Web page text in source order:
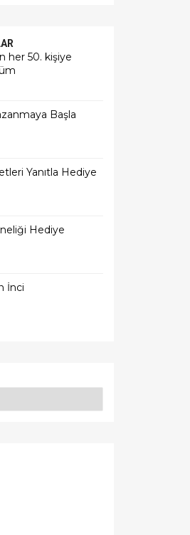
her 50. kişiye
Başla
Yanıtla Hediye
Hediye
İnci